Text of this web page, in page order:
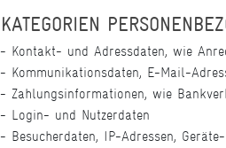
KATEGORIEN
Kontakt- und Adressdaten, wie
Kommunikationsdaten, E-Mail-
Zahlungsinformationen, wie
Login- und Nutzerdaten
Besucherdaten, IP-Adressen,